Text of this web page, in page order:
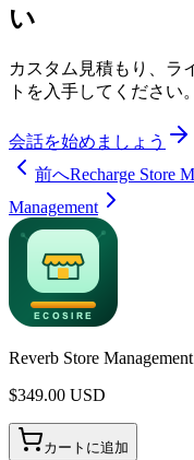
い
カスタム見積もり、ラ
トを入手してください。
会話を始めましょう
前へRecharge Store
Management
Reverb Store Management
$349.00 USD
カートに追加